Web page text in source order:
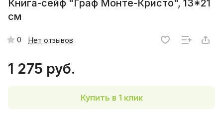
Книга-сейф "Граф Монте-Кристо", 13*21
см
0 Нет отзывов
1 275 руб.
Купить в 1 клик